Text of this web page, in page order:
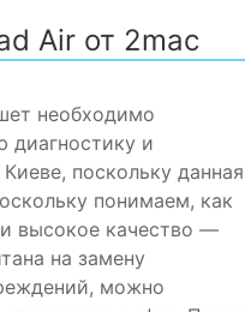
Air от 2mac
необходимо
диагностику и
поскольку данная
понимаем, как
высокое качество —
на замену
можно